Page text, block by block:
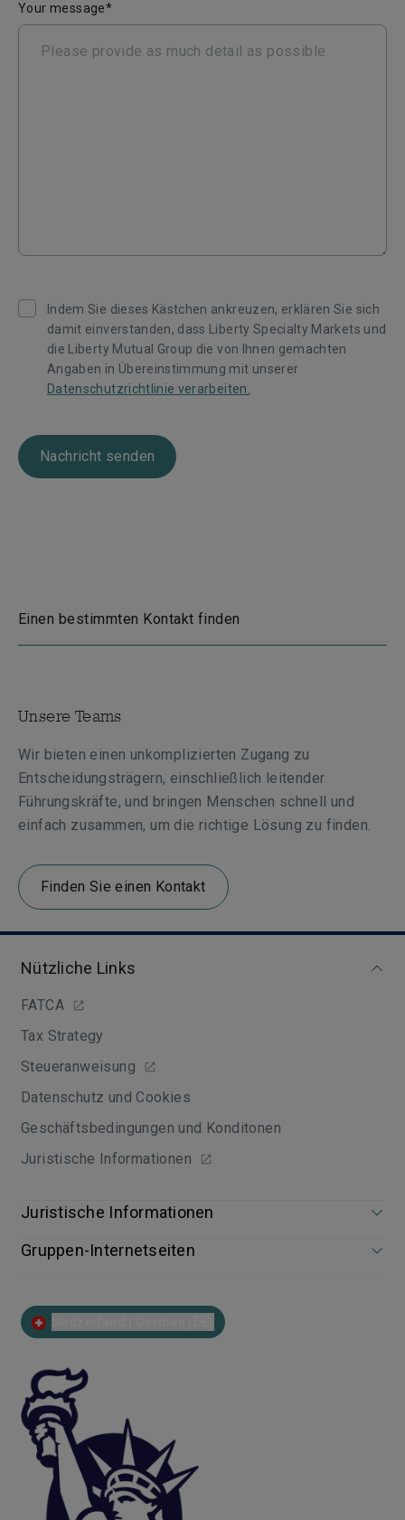
Your message*
Indem Sie dieses Kästchen ankreuzen, erklären Sie sich
damit einverstanden, dass Liberty Specialty Markets und
die Liberty Mutual Group die von Ihnen gemachten
Angaben in Übereinstimmung mit unserer
Datenschutzrichtlinie verarbeiten.
Nachricht senden
Einen bestimmten Kontakt finden
Unsere Teams
Wir bieten einen unkomplizierten Zugang zu
Entscheidungsträgern, einschließlich leitender
Führungskräfte, und bringen Menschen schnell und
einfach zusammen, um die richtige Lösung zu finden.
Finden Sie einen Kontakt
Nützliche Links
FATCA
Tax Strategy
Steueranweisung
Datenschutz und Cookies
Geschäftsbedingungen und Konditonen
Juristische Informationen
Juristische Informationen
Gruppen-Internetseiten